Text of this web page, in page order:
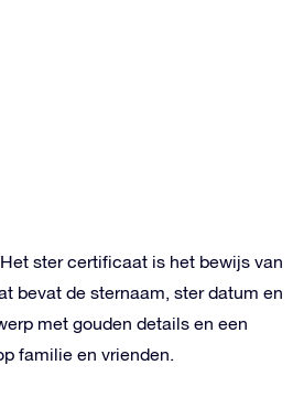
ster certificaat is het bewijs van
bevat de sternaam, ster datum en
met gouden details en een
familie en vrienden.